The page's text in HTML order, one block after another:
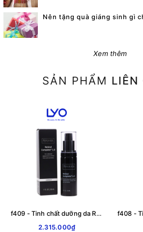
Nên tặng quà giáng sinh gì
Xem thêm
SẢN PHẨM LIÊN
f409 - Tinh chất dưỡng da Revision Skincare RETINOL COMPLETE 1.0 30ml
2.315.000₫